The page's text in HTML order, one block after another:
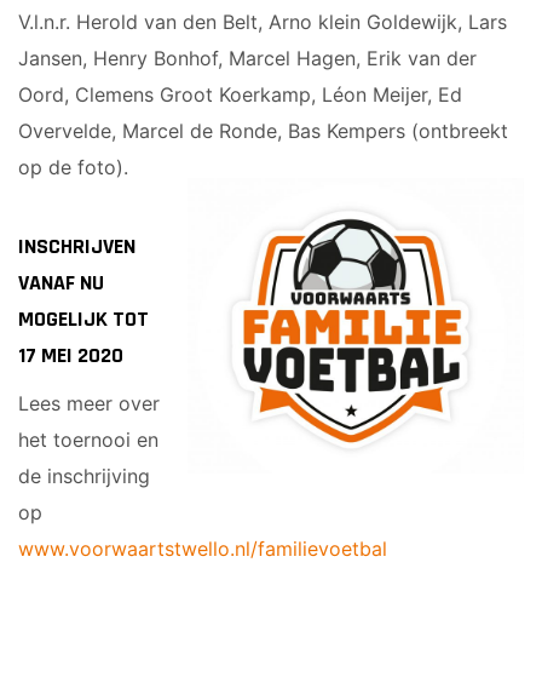
V.l.n.r. Herold van den Belt, Arno klein Goldewijk, Lars
Jansen, Henry Bonhof, Marcel Hagen, Erik van der
Oord, Clemens Groot Koerkamp, Léon Meijer, Ed
Overvelde, Marcel de Ronde, Bas Kempers (ontbreekt
op de foto).
INSCHRIJVEN
VANAF NU
MOGELIJK TOT
17 MEI 2020
Lees meer over
het toernooi en
de inschrijving
op
www.voorwaartstwello.nl/familievoetbal